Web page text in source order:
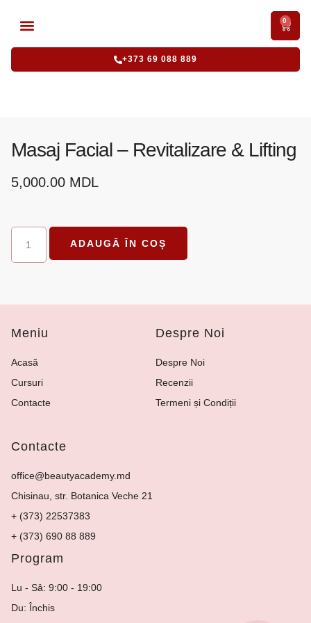
0
+373 69 088 889
Masaj Facial – Revitalizare & Lifting
5,000.00 MDL
ADAUGĂ ÎN COȘ
Meniu
Acasă
Cursuri
Contacte
Despre Noi
Despre Noi
Recenzii
Termeni și Condiții
Contacte
office@beautyacademy.md
Chisinau, str. Botanica Veche 21
+ (373) 22537383
+ (373) 690 88 889
Program
Lu - Sâ: 9:00 - 19:00
Du: Închis